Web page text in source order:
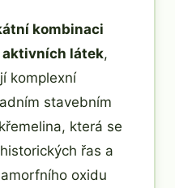
kombinaci
látek,
komplexní
stavebním
která se
řas a
oxidu